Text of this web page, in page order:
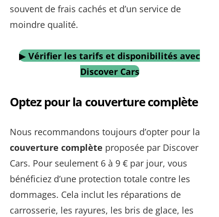
souvent de frais cachés et d’un service de
moindre qualité.
▶ Vérifier les tarifs et disponibilités avec
Discover Cars
Optez pour la couverture complète
Nous recommandons toujours d’opter pour la
couverture complète proposée par Discover
Cars. Pour seulement 6 à 9 € par jour, vous
bénéficiez d’une protection totale contre les
dommages. Cela inclut les réparations de
carrosserie, les rayures, les bris de glace, les